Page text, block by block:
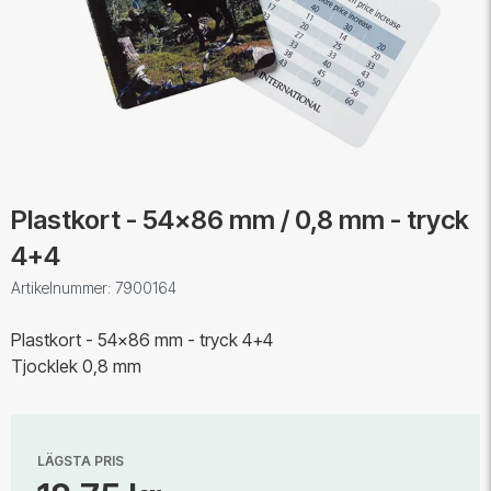
Plastkort - 54x86 mm / 0,8 mm - tryck
4+4
Artikelnummer: 7900164
Plastkort - 54x86 mm - tryck 4+4
Tjocklek 0,8 mm
LÄGSTA PRIS